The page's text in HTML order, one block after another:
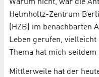
Warum nicht, war die
Helmholtz-Zentrum
(HZB) im benachbarten
Leben gerufen, vielleicht
Thema hat mich seitdem
Mittlerweile hat der